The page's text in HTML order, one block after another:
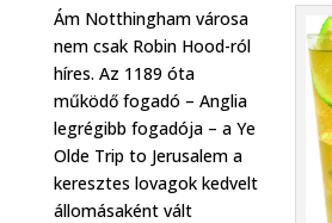
Ám Notthingham városa
nem csak Robin Hood-ról
híres. Az 1189 óta
működő fogadó – Anglia
legrégibb fogadója – a Ye
Olde Trip to Jerusalem a
keresztes lovagok kedvelt
állomásaként vált